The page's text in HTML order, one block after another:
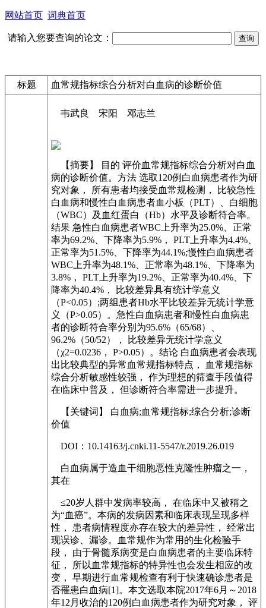
网站首页 词典首页
请输入您要查询的论文：
标题 血常规指标综合分析对白血病的诊断价值
韦武良 宋阳 邓志兰
【摘要】 目的 评价血常规指标综合分析对白血
病的诊断价值。方法 选取120例白血病患者作为研
究对象， 所有患者均接受血常规检测， 比较急性
白血病和慢性白血病患者血小板（PLT）、白细胞
（WBC）及血红蛋白（Hb）水平及诊断符合率。
结果 急性白血病患者WBC上升率为25.0%、正常
率为69.2%、下降率为5.9%， PLT上升率为4.4%、
正常率为51.5%、下降率为44.1%;慢性白血病患者
WBC上升率为48.1%、正常率为48.1%、下降率为
3.8%， PLT上升率为19.2%、正常率为40.4%、下
降率为40.4%， 比较差异具有统计学意义
（P<0.05）;两组患者Hb水平比较差异无统计学意
义（P>0.05）。急性白血病患者和慢性白血病患
者的诊断符合率分别为95.6%（65/68）、
96.2%（50/52）， 比较差异无统计学意义
（χ2=0.0236， P>0.05）。结论 白血病患者会表现
出比较典型的异常血常规指标特点， 血常规指标
综合分析敏感性较强， 作为理想的筛查手段值得
在临床中普及， 但诊断符合率需进一步提升。
【关键词】 白血病;血常规指标;综合分析;诊断
价值
DOI：10.14163/j.cnki.11-5547/r.2019.26.019
白血病属于造血干细胞恶性克隆性肿瘤之一，
其在
≤20岁人群中发病率较高， 在临床中又被稱之
为“血癌”。本病的发病因素和临床表现呈现多样
性， 患者病情程度亦存在较大的差异性， 经常出
现误诊、漏诊。血常规作为常用的生化检验手
段， 由于骨髓系病变是白血病患者的主要临床特
征， 所以血常规指标的特异性也会发生相应的改
变， 早期进行血常规检查有利于快速确诊患者是
否罹患白血病[1]。本文选取本院2017年6月～2018
年12月收治的120例白血病患者作为研究对象， 评